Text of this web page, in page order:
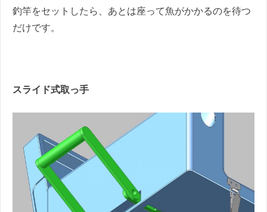
釣竿をセットしたら、あとは座って魚がかかるのを待つ
だけです。
スライド式取っ手